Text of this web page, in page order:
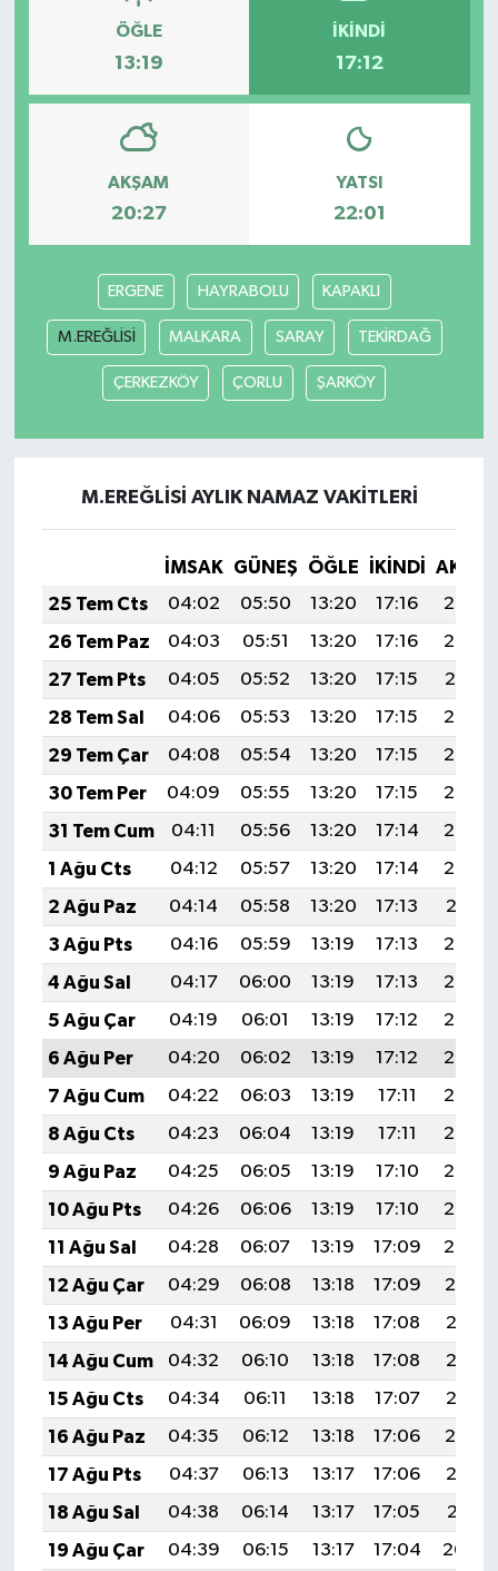
ÖĞLE
13:19
İKINDI
17:12
AKŞAM
20:27
YATSI
22:01
ERGENE HAYRABOLU KAPAKLI
M.EREĞLİSİ MALKARA SARAY TEKİRDAĞ
ÇERKEZKÖY ÇORLU ŞARKÖY
M.EREĞLİSİ AYLIK NAMAZ VAKITLERI
İMSAK GÜNEŞ ÖĞLE İKINDI
25 Tem Cts
04:02 05:50 13:20 17:16
20:39
26 Tem Paz
04:03 05:51 13:20 17:16
20:38
27 Tem Pts
04:05 05:52 13:20 17:15
20:37
28 Tem Sal
04:06 05:53 13:20 17:15
20:36
29 Tem Çar
04:08 05:54 13:20 17:15
20:35
30 Tem Per
04:09 05:55 13:20 17:15
20:34
31 Tem Cum
04:11 05:56 13:20 17:14
20:33
1 Ağu Cts
04:12 05:57 13:20 17:14
20:32
2 Ağu Paz
04:14 05:58 13:20 17:13
20:31
3 Ağu Pts
04:16 05:59 13:19 17:13
20:30
4 Ağu Sal
04:17 06:00 13:19 17:13
20:29
5 Ağu Çar
04:19 06:01 13:19 17:12
20:28
6 Ağu Per
04:20 06:02 13:19 17:12
20:27
7 Ağu Cum
04:22 06:03 13:19 17:11
20:25
8 Ağu Cts
04:23 06:04 13:19 17:11
20:24
9 Ağu Paz
04:25 06:05 13:19 17:10
20:23
10 Ağu Pts
04:26 06:06 13:19 17:10
20:22
11 Ağu Sal
04:28 06:07 13:19 17:09
20:20
12 Ağu Çar
04:29 06:08 13:18 17:09
20:19
13 Ağu Per
04:31 06:09 13:18 17:08
20:18
14 Ağu Cum
04:32 06:10 13:18 17:08
20:16
15 Ağu Cts
04:34 06:11 13:18 17:07
20:15
16 Ağu Paz
04:35 06:12 13:18 17:06
20:14
17 Ağu Pts
04:37 06:13 13:17 17:06
20:12
18 Ağu Sal
04:38 06:14 13:17 17:05
20:11
19 Ağu Çar
04:39 06:15 13:17 17:04
20:09